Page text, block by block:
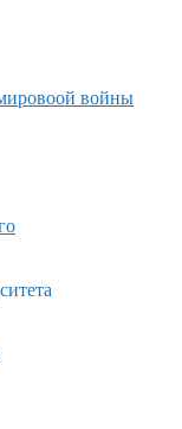
войны